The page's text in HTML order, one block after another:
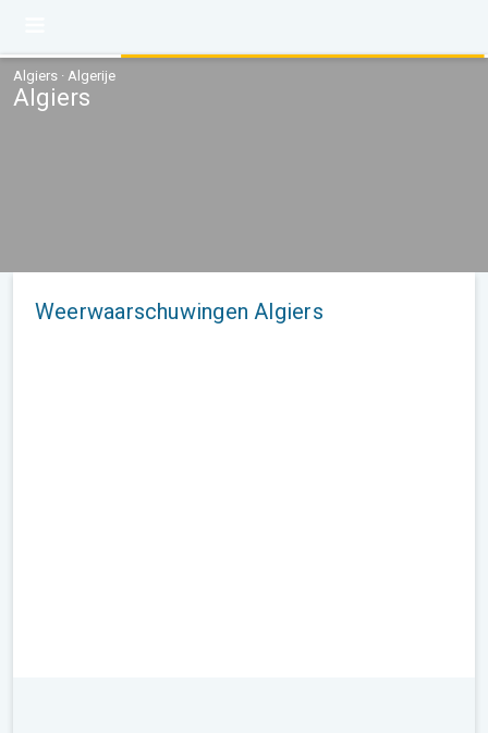
Algiers · Algerije
Algiers
Weerwaarschuwingen Algiers